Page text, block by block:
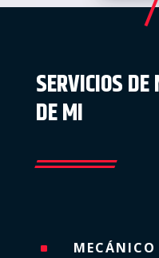
SERVICIOS DE
DE MI
^